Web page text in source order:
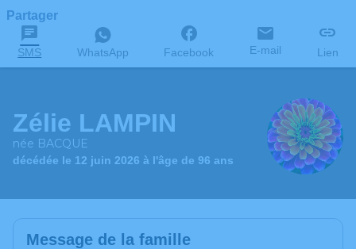
Partager
SMS WhatsApp Facebook E-mail Lien
Zélie LAMPIN
née BACQUE
décédée le 12 juin 2026 à l'âge de 96 ans
Message de la famille